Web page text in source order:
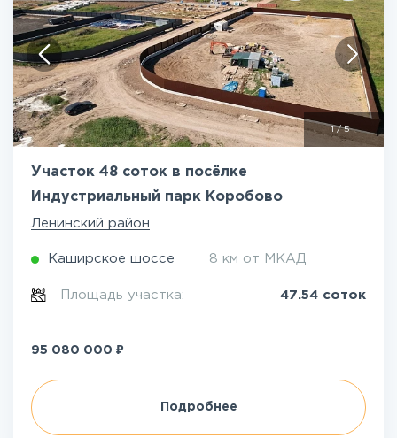
/5
Участок 48 соток в посёлке
Индустриальный парк Коробово
Ленинский район
Каширское шоссе 8 км от МКАД
Площадь участка: 47.54 соток
95 080 000 ₽
Подробнее